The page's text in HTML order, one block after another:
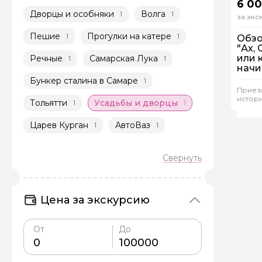
Дворцы и особняки 1 Волга 1
Пешие 1 Прогулки на катере 1
Речные 1 Самарская Лука 1
Бункер сталина в Самаре 1
Тольятти 1 Усадьбы и дворцы 1
Царев Курган 1 АвтоВаз 1
Цена за экскурсию
От До
6
за
"Ах,
или